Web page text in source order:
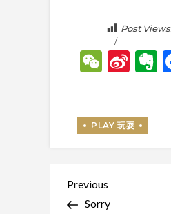
Post
Sina
文
章
Previous
Post
Previous
Sorry